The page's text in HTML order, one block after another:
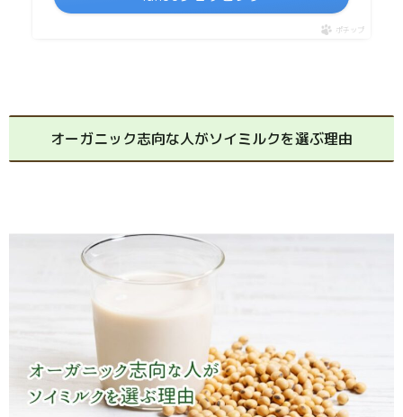
ポチップ
オーガニック志向な人がソイミルクを選ぶ理由